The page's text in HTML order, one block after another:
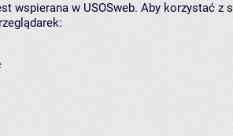
wspierana w USOSweb. Aby korzystać z